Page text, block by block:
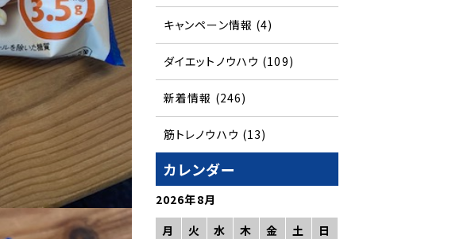
キャンペーン情報 (4)
ダイエットノウハウ (109)
新着情報 (246)
筋トレノウハウ (13)
カレンダー
2026年8月
月
火 水 木 金 土
日